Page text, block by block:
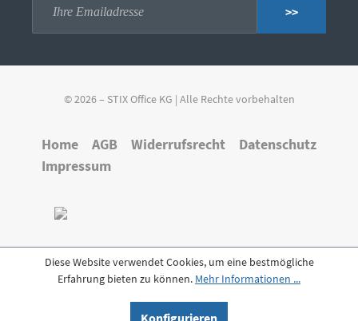
>>
© 2026 – STIX Office KG | Alle Rechte vorbehalten
Home AGB Widerrufsrecht
Datenschutz
Impressum
Diese Website verwendet Cookies, um eine bestmögliche
Erfahrung bieten zu können. Mehr Informationen ...
Konfigurieren